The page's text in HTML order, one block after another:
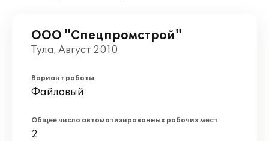
ООО "Спецпромстрой"
Тула, Август 2010
Вариант работы
Файловый
Общее число автоматизированных рабочих мест
2